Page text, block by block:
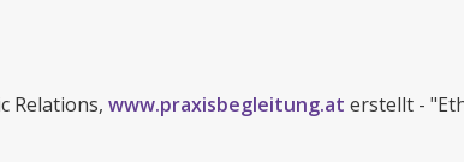
Relations, www.praxisbegleitung.at erstellt -